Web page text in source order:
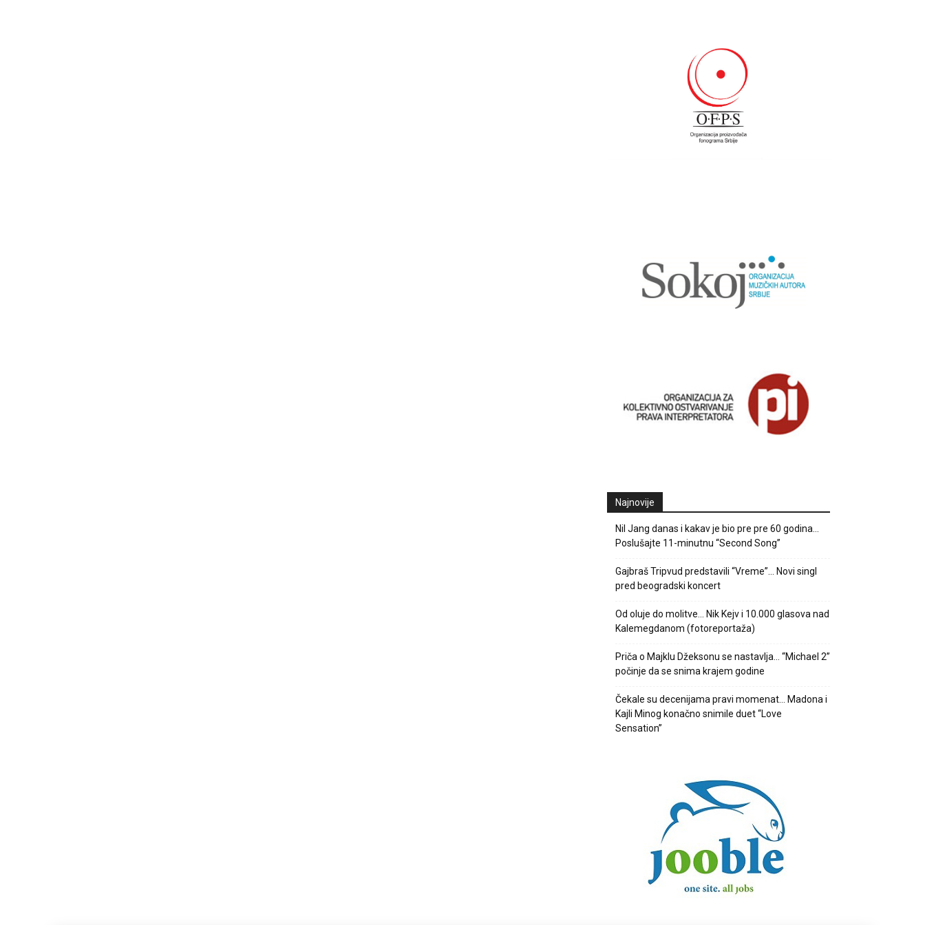
Najnovije
Nil Jang danas i kakav je bio pre pre 60 godina…
Poslušajte 11-minutnu “Second Song”
Gajbraš Tripvud predstavili “Vreme”… Novi singl
pred beogradski koncert
Od oluje do molitve… Nik Kejv i 10.000 glasova nad
Kalemegdanom (fotoreportaža)
Priča o Majklu Džeksonu se nastavlja… “Michael 2”
počinje da se snima krajem godine
Čekale su decenijama pravi momenat… Madona i
Kajli Minog konačno snimile duet “Love
Sensation”